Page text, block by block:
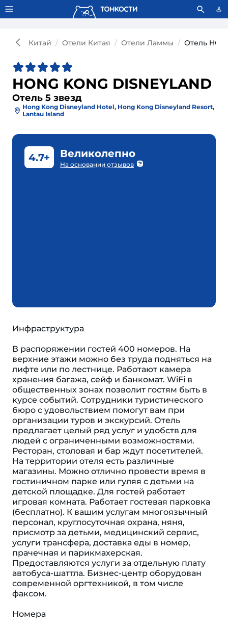
Тонкости используют сookie-файлы. Что это значит?
Китай Отели Китая Отели Ламмы Отель
HONG KONG DISNEYLAND
Отель 5 звезд
Hong Kong Disneyland Hotel, Hong Kong Disneyland Resort,
Lantau Island
4.7+ Великолепно
На основании отзывов
Инфраструктура
В распоряжении гостей 400 номеров. На
верхние этажи можно без труда подняться на
лифте или по лестнице. Работают камера
хранения багажа, сейф и банкомат. WiFi в
общественных зонах позволит гостям быть в
курсе событий. Сотрудники туристического
бюро с удовольствием помогут вам при
организации туров и экскурсий. Отель
предлагает целый ряд услуг и удобств для
людей с ограниченными возможностями.
Ресторан, столовая и бар ждут посетителей.
На территории отеля есть различные
магазины. Можно отлично провести время в
гостиничном парке или гуляя с детьми на
детской площадке. Для гостей работает
игровая комната. Работает гостевая парковка
(бесплатно). К вашим услугам многоязычный
персонал, круглосуточная охрана, няня,
присмотр за детьми, медицинский сервис,
услуги трансфера, доставка еды в номер,
прачечная и парикмахерская.
Предоставляются услуги за отдельную плату
автобуса-шаттла. Бизнес-центр оборудован
современной оргтехникой, в том числе
факсом.
Номера